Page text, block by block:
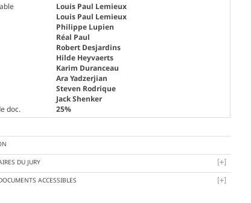
Louis Paul Lemieux
Louis Paul Lemieux
Philippe Lupien
Réal Paul
Robert Desjardins
Hilde Heyvaerts
Karim Duranceau
Ara Yadzerjian
Steven Rodrique
Jack Shenker
doc.
25%
DU JURY
ACCESSIBLES